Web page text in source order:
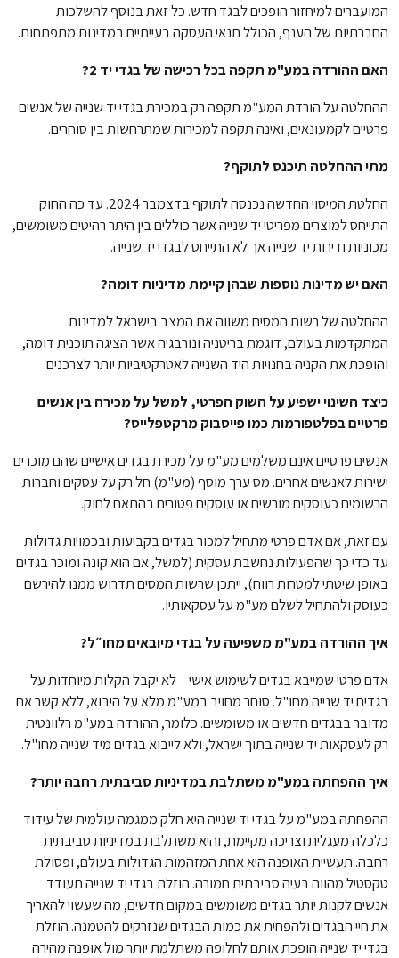
המועברים למיחזור הופכים לבגד חדש. כל זאת בנוסף להשלכות
החברתיות של הענף, הכולל תנאי העסקה בעייתיים במדינות מתפתחות.
האם ההורדה במע"מ תקפה בכל רכישה של בגדי יד 2?
ההחלטה על הורדת המע"מ תקפה רק במכירת בגדי יד שנייה של אנשים
פרטיים לקמעונאים, ואינה תקפה למכירות שמתרחשות בין סוחרים.
מתי ההחלטה תיכנס לתוקף?
החלטת המיסוי החדשה נכנסה לתוקף בדצמבר 2024. עד כה החוק
התייחס למוצרים מפריטי יד שנייה אשר כוללים בין היתר רהיטים משומשים,
מכוניות ודירות יד שנייה אך לא התייחס לבגדי יד שנייה.
האם יש מדינות נוספות שבהן קיימת מדיניות דומה?
ההחלטה של רשות המסים משווה את המצב בישראל למדינות
המתקדמות בעולם, דוגמת בריטניה ונורבגיה אשר הציגה תוכנית דומה,
והופכת את הקניה בחנויות היד השנייה לאטרקטיביות יותר לצרכנים.
כיצד השינוי ישפיע על השוק הפרטי, למשל על מכירה בין אנשים
פרטיים בפלטפורמות כמו פייסבוק מרקטפלייס?
אנשים פרטיים אינם משלמים מע"מ על מכירת בגדים אישיים שהם מוכרים
ישירות לאנשים אחרים. מס ערך מוסף (מע"מ) חל רק על עסקים וחברות
הרשומים כעוסקים מורשים או עוסקים פטורים בהתאם לחוק.
עם זאת, אם אדם פרטי מתחיל למכור בגדים בקביעות ובכמויות גדולות
עד כדי כך שהפעילות נחשבת עסקית (למשל, אם הוא קונה ומוכר בגדים
באופן שיטתי למטרות רווח), ייתכן שרשות המסים תדרוש ממנו להירשם
כעוסק ולהתחיל לשלם מע"מ על עסקאותיו.
איך ההורדה במע"מ משפיעה על בגדי מיובאים מחו״ל?
אדם פרטי שמייבא בגדים לשימוש אישי – לא יקבל הקלות מיוחדות על
בגדים יד שנייה מחו"ל. סוחר מחויב במע"מ מלא על היבוא, ללא קשר אם
מדובר בבגדים חדשים או משומשים. כלומר, ההורדה במע"מ רלוונטית
רק לעסקאות יד שנייה בתוך ישראל, ולא לייבוא בגדים מיד שנייה מחו"ל.
איך ההפחתה במע"מ משתלבת במדיניות סביבתית רחבה יותר?
ההפחתה במע"מ על בגדי יד שנייה היא חלק ממגמה עולמית של עידוד
כלכלה מעגלית וצריכה מקיימת, והיא משתלבת במדיניות סביבתית
רחבה. תעשיית האופנה היא אחת המזהמות הגדולות בעולם, ופסולת
טקסטיל מהווה בעיה סביבתית חמורה. הוזלת בגדי יד שנייה תעודד
אנשים לקנות יותר בגדים משומשים במקום חדשים, מה שעשוי להאריך
את חיי הבגדים ולהפחית את כמות הבגדים שנזרקים להטמנה. הוזלת
בגדי יד שנייה הופכת אותם לחלופה משתלמת יותר מול אופנה מהירה